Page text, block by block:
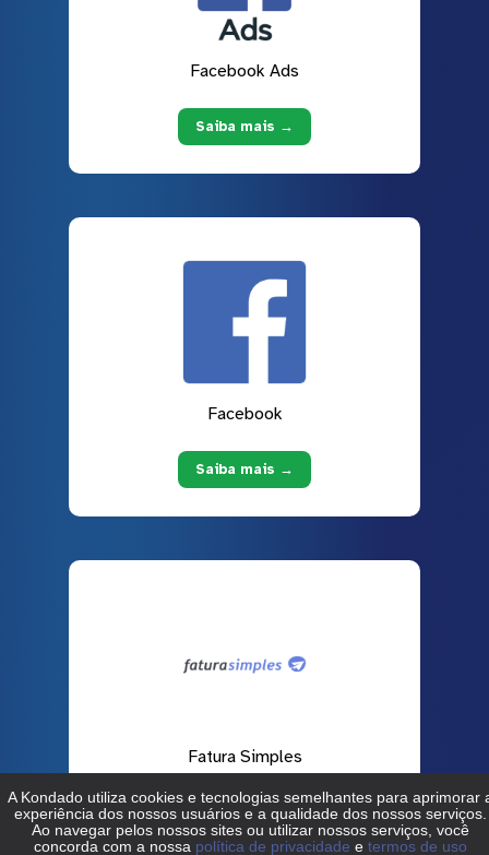
Facebook Ads
Saiba mais →
Facebook
Saiba mais →
Fatura Simples
Saiba mais →